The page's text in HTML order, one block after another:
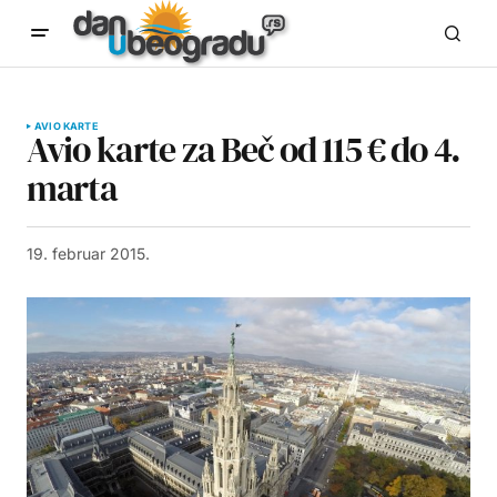
AVIO KARTE
Avio karte za Beč od 115 € do 4.
marta
19. februar 2015.